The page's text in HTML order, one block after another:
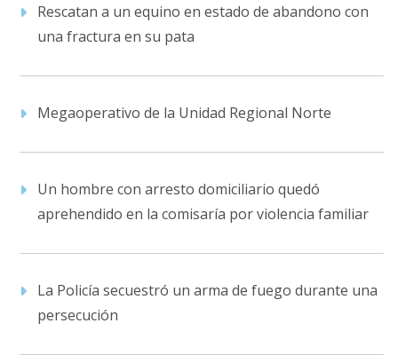
Rescatan a un equino en estado de abandono con
una fractura en su pata
Megaoperativo de la Unidad Regional Norte
Un hombre con arresto domiciliario quedó
aprehendido en la comisaría por violencia familiar
La Policía secuestró un arma de fuego durante una
persecución